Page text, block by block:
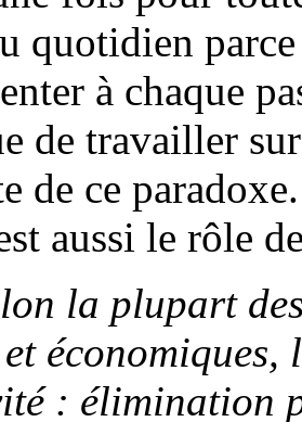
quotidien
à chaque
de travailler
de ce
aussi le rôle
la plupart
économiques,
: élimination